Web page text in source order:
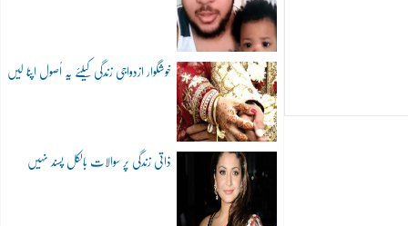
خوشگوار ازدواجی زندگی کیلئے یہ اُصول اپنا لیں
ذاتی زندگی پر سوالات بالکل پسند نہیں